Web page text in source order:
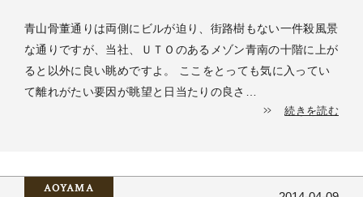
青山骨董通りは両側にビルが迫り、街路樹もない一件殺風景
な通りですが、当社、ＵＴＯのあるメゾン青南の十階に上が
ると以外に良い眺めですよ。 ここをとっても気に入ってい
て離れがたい要因が眺望と日当たりの良さ…
続きを読む
AOYAMA